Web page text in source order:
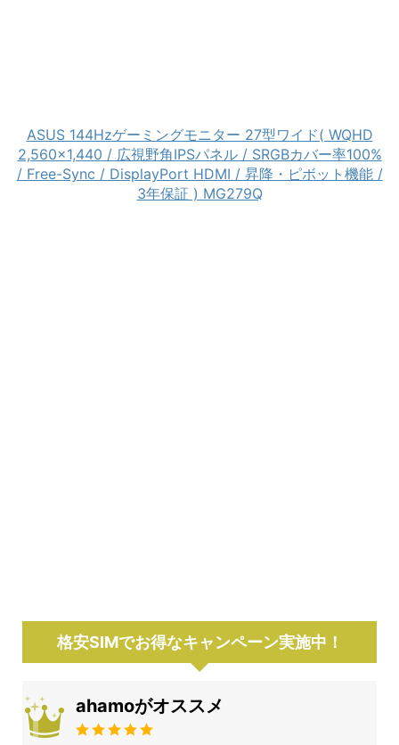
ASUS 144Hzゲーミングモニター 27型ワイド( WQHD
2,560×1,440 / 広視野角IPSパネル / SRGBカバー率100%
/ Free-Sync / DisplayPort HDMI / 昇降・ピボット機能 /
3年保証 ) MG279Q
格安SIMでお得なキャンペーン実施中！
ahamoがオススメ